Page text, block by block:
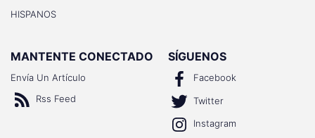
HISPANOS
MANTENTE CONECTADO
Envía Un Artículo
Rss Feed
SÍGUENOS
Facebook
Twitter
Instagram